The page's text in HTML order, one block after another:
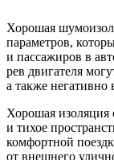
Хорошая
параметров,
и пассажиров в
рев двигателя
а также негативно
Хорошая изоляция
и тихое
комфортной
от внешнего